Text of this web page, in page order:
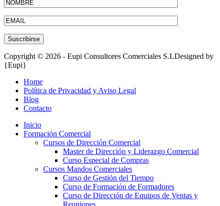
Copyright © 2026 - Eupi Consultores Comerciales S.LDesigned by
{Eupi}
Home
Política de Privacidad y Aviso Legal
Blog
Contacto
Inicio
Formación Comercial
Cursos de Dirección Comercial
Master de Dirección y Liderazgo Comercial
Curso Especial de Compras
Cursos Mandos Comerciales
Curso de Gestión del Tiempo
Curso de Formación de Formadores
Curso de Dirección de Equipos de Ventas y
Reuniones